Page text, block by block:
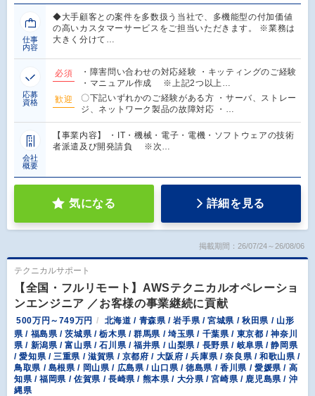
仕事
内容
◆大手顧客との案件を多数扱う当社で、多機能型の付加価値
の高いカスタマーサービスをご担当いただきます。 ※業務は
大きく分けて…
応募
資格
必須
・障害問い合わせの対応経験 ・キッティングのご経験
・マニュアル作成 ※上記2つ以上…
歓迎
〇下記いずれかのご経験がある方 ・サーバ、ストレー
ジ、ネットワーク製品の故障対応 ・…
会社
概要
【事業内容】 ・IT・機械・電子・電機・ソフトウェアの技術
者派遣及び開発請負 ※次…
気になる 詳細を見る
掲載期間：26/07/24～26/08/06
テクニカルサポート
【全国・フルリモート】AWSテクニカルオペレーショ
ンエンジニア ／お客様の事業継続に貢献
500万円～749万円
北海道 / 青森県 / 岩手県 / 宮城県 / 秋田県 / 山形
県 / 福島県 / 茨城県 / 栃木県 / 群馬県 / 埼玉県 / 千葉県 / 東京都 / 神奈川
県 / 新潟県 / 富山県 / 石川県 / 福井県 / 山梨県 / 長野県 / 岐阜県 / 静岡県
/ 愛知県 / 三重県 / 滋賀県 / 京都府 / 大阪府 / 兵庫県 / 奈良県 / 和歌山県 /
鳥取県 / 島根県 / 岡山県 / 広島県 / 山口県 / 徳島県 / 香川県 / 愛媛県 / 高
知県 / 福岡県 / 佐賀県 / 長崎県 / 熊本県 / 大分県 / 宮崎県 / 鹿児島県 / 沖
縄県